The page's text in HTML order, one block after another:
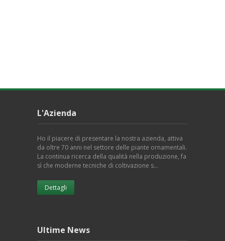
L'Azienda
Ho il piacere di presentare la nostra azienda, attiva
da oltre 70 anni nel settore delle piante ornamentali.
La continua ricerca della qualità nella produzione, fa
sì che moderne tecniche di coltivazione s…
Dettagli
Ultime News